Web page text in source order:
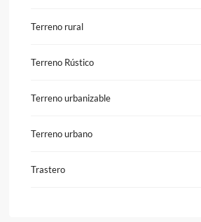
Terreno rural
Terreno Rústico
Terreno urbanizable
Terreno urbano
Trastero